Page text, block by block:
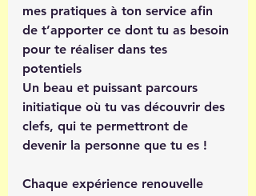
mes pratiques à ton service afin
de t’apporter ce dont tu as besoin
pour te réaliser dans tes
potentiels
Un beau et puissant parcours
initiatique où tu vas découvrir des
clefs, qui te permettront de
devenir la personne que tu es !
Chaque expérience renouvelle